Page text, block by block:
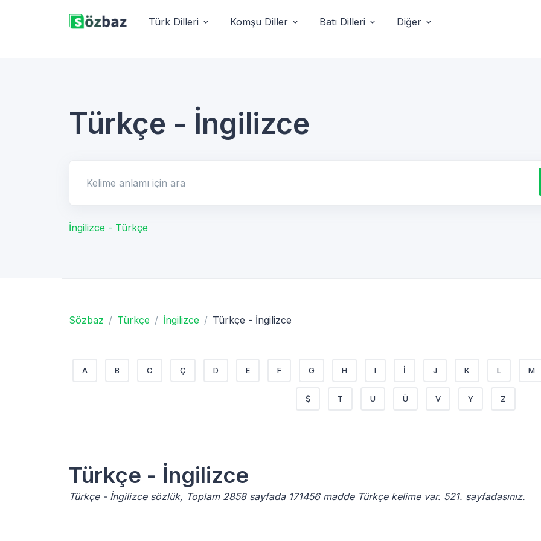
Türk Dilleri Komşu Diller Batı Dilleri Diğer
Türkçe - İngilizce
İngilizce - Türkçe
Sözbaz Türkçe İngilizce Türkçe - İngilizce
A B C Ç D E F G H I İ J K L M
Ş T U Ü V Y Z
Türkçe - İngilizce
Türkçe - İngilizce sözlük, Toplam 2858 sayfada 171456 madde Türkçe kelime var. 521. sayfadasınız.